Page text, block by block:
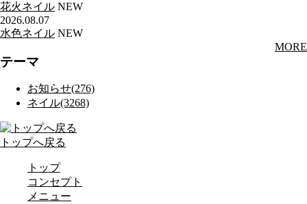
花火ネイル NEW
2026.08.07
水色ネイル NEW
MORE
テーマ
お知らせ(276)
ネイル(3268)
トップへ戻る
トップ
コンセプト
メニュー